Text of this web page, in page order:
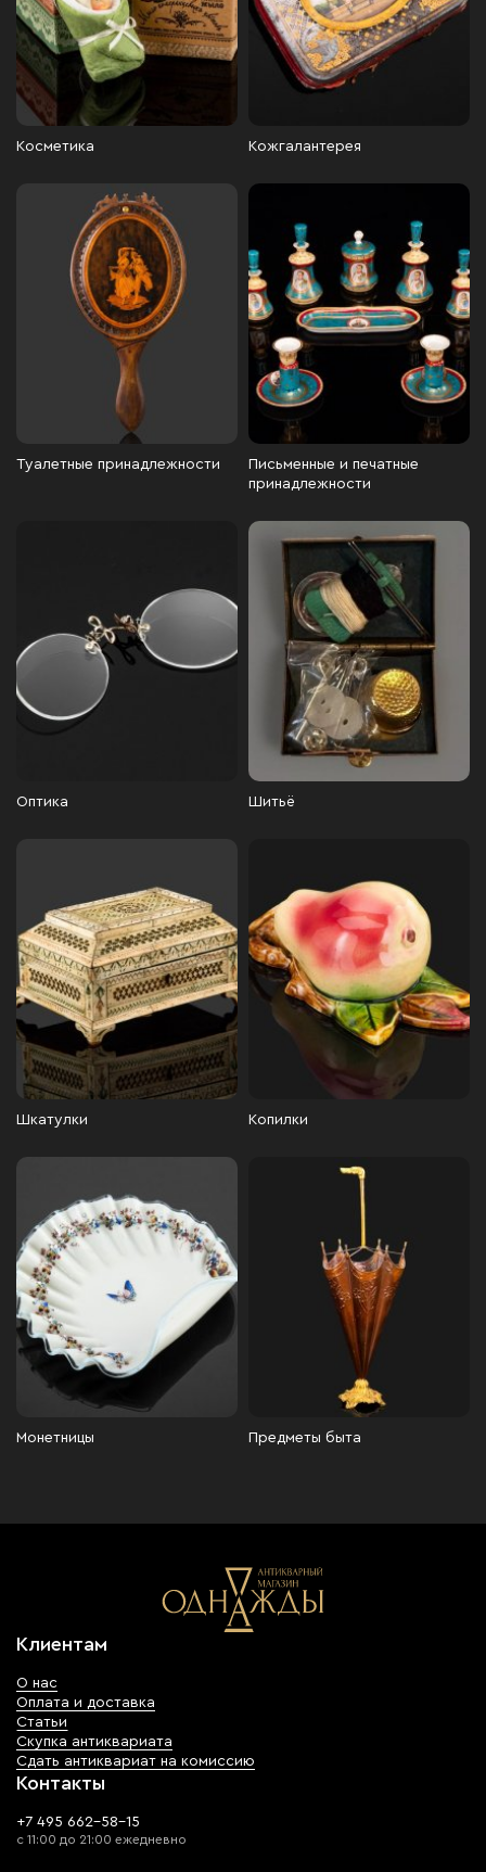
Косметика Кожгалантерея
Туалетные принадлежности
Письменные и печатные
принадлежности
Оптика Шитьё
Шкатулки Копилки
Монетницы Предметы быта
Клиентам
О нас
Оплата и доставка
Статьи
Скупка антиквариата
Сдать антиквариат на комиссию
Контакты
+7 495 662-58-15
с 11:00 до 21:00 ежедневно